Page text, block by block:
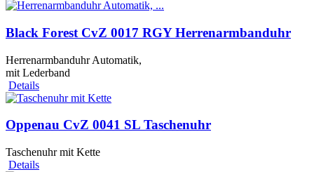
Black Forest CvZ 0017 RGY Herrenarmbanduhr
Herrenarmbanduhr Automatik,
mit Lederband
Details
Oppenau CvZ 0041 SL Taschenuhr
Taschenuhr mit Kette
Details